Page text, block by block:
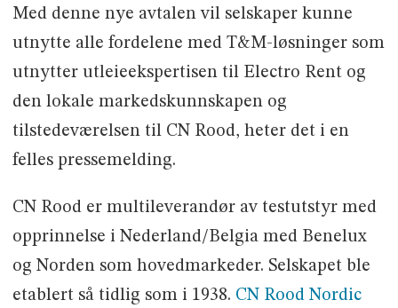
Med denne nye avtalen vil selskaper kunne
utnytte alle fordelene med T&M-løsninger som
utnytter utleieekspertisen til Electro Rent og
den lokale markedskunnskapen og
tilstedeværelsen til CN Rood, heter det i en
felles pressemelding.
CN Rood er multileverandør av testutstyr med
opprinnelse i Nederland/Belgia med Benelux
og Norden som hovedmarkeder. Selskapet ble
etablert så tidlig som i 1938. CN Rood Nordic